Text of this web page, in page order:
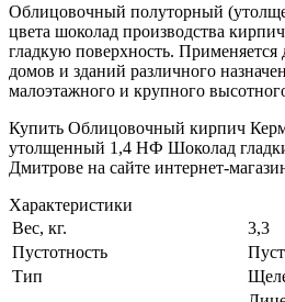
Облицовочный полуторный
цвета шоколад производства
гладкую поверхность. Применяется
домов и зданий различного
малоэтажного и крупного
Купить Облицовочный кирпич
утолщенный 1,4 НФ Шоколад
Дмитрове на сайте интернет-
Характеристики
Вес, кг.
3,3
Пустотность
Тип